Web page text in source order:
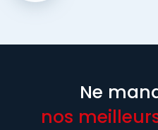
Ne
nos